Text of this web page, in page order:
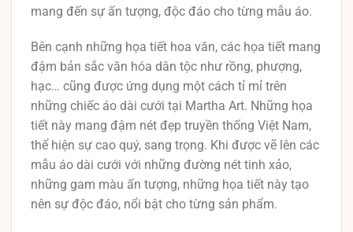
mang đến sự ấn tượng, độc đáo cho từng mẫu áo.
Bên cạnh những họa tiết hoa văn, các họa tiết mang
đậm bản sắc văn hóa dân tộc như rồng, phượng,
hạc… cũng được ứng dụng một cách tỉ mỉ trên
những chiếc áo dài cưới tại Martha Art. Những họa
tiết này mang đậm nét đẹp truyền thống Việt Nam,
thể hiện sự cao quý, sang trọng. Khi được vẽ lên các
mẫu áo dài cưới với những đường nét tinh xảo,
những gam màu ấn tượng, những họa tiết này tạo
nên sự độc đáo, nổi bật cho từng sản phẩm.